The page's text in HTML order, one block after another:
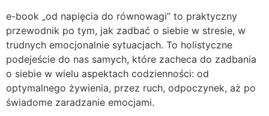
e-book „od napięcia do równowagi” to praktyczny
przewodnik po tym, jak zadbać o siebie w stresie, w
trudnych emocjonalnie sytuacjach. To holistyczne
podejeście do nas samych, które zacheca do zadbania
o siebie w wielu aspektach codzienności: od
optymalnego żywienia, przez ruch, odpoczynek, aż po
świadome zaradzanie emocjami.